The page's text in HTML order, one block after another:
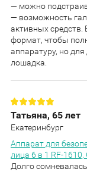
— можно
— возможность
активных средств.
формат, чтобы
аппаратуру, но
лошадка.
Татьяна, 65 лет
Екатеринбург
Аппарат для
лица 6 в 1 RF-1610,
Долго